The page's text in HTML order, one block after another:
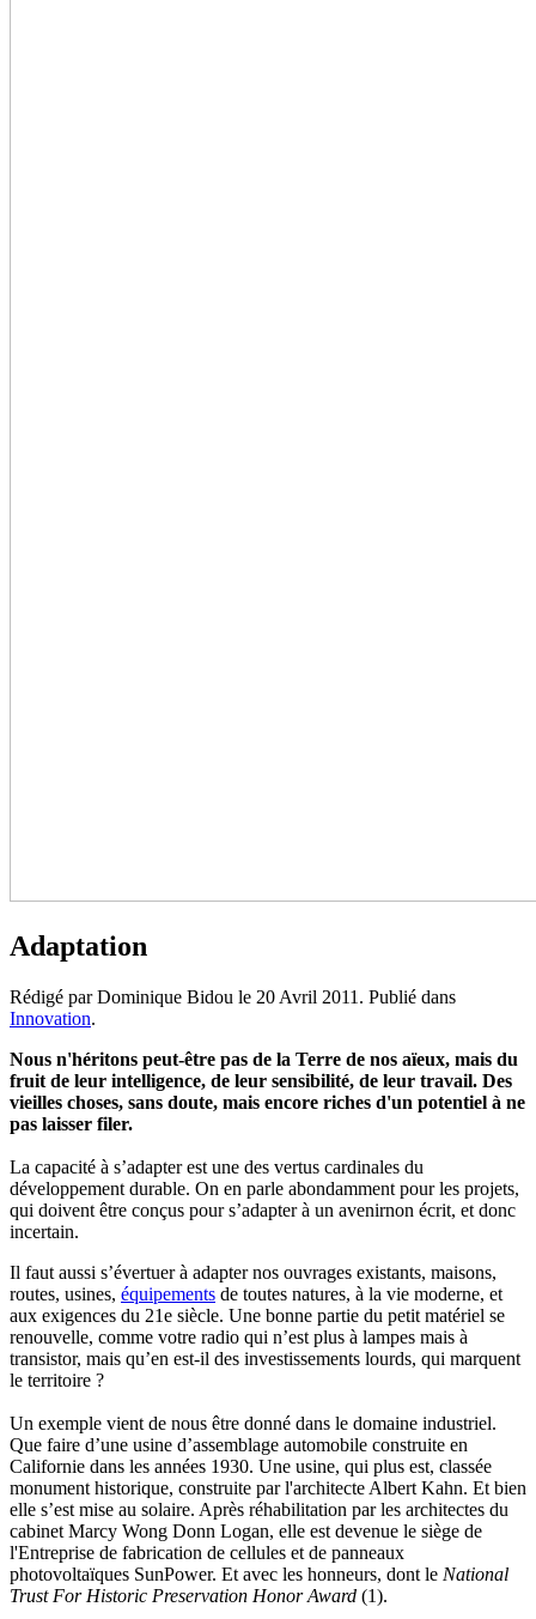
Adaptation
Rédigé par Dominique Bidou le 20 Avril 2011 . Publié dans
Innovation.
Nous n'héritons peut-être pas de la Terre de nos aïeux, mais du
fruit de leur intelligence, de leur sensibilité, de leur travail. Des
vieilles choses, sans doute, mais encore riches d'un potentiel à ne
pas laisser filer.
La capacité à s’adapter est une des vertus cardinales du
développement durable. On en parle abondamment pour les projets,
qui doivent être conçus pour s’adapter à un avenirnon écrit, et donc
incertain.
Il faut aussi s’évertuer à adapter nos ouvrages existants, maisons,
routes, usines, équipements de toutes natures, à la vie moderne, et
aux exigences du 21e siècle. Une bonne partie du petit matériel se
renouvelle, comme votre radio qui n’est plus à lampes mais à
transistor, mais qu’en est-il des investissements lourds, qui marquent
le territoire ?
Un exemple vient de nous être donné dans le domaine industriel.
Que faire d’une usine d’assemblage automobile construite en
Californie dans les années 1930. Une usine, qui plus est, classée
monument historique, construite par l'architecte Albert Kahn. Et bien
elle s’est mise au solaire. Après réhabilitation par les architectes du
cabinet Marcy Wong Donn Logan, elle est devenue le siège de
l'Entreprise de fabrication de cellules et de panneaux
photovoltaïques SunPower. Et avec les honneurs, dont le National
Trust For Historic Preservation Honor Award (1).